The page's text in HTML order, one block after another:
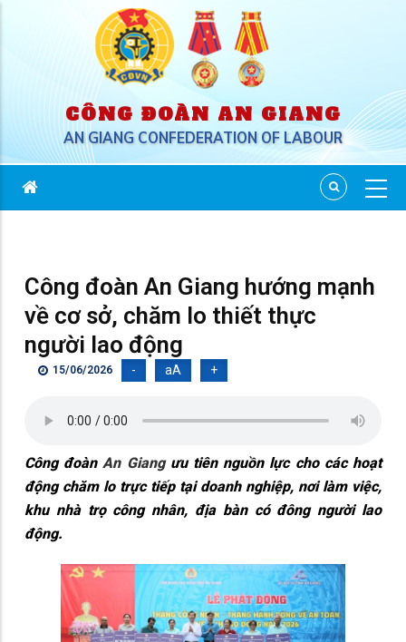
CÔNG ĐOÀN AN GIANG
AN GIANG CONFEDERATION OF LABOUR
Công đoàn An Giang hướng mạnh
về cơ sở, chăm lo thiết thực
người lao động
15/06/2026 - aA +
Công đoànAn Giangưu tiên nguồn lực cho các hoạt
động chăm lo trực tiếp tại doanh nghiệp, nơi làm việc,
khu nhà trọ công nhân, địa bàn có đông người lao
động.